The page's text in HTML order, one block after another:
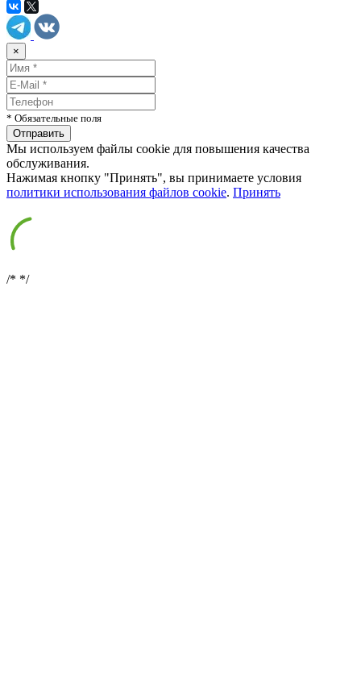
×
* Обязательные поля
Мы используем файлы cookie для повышения качества
обслуживания.
Нажимая кнопку "Принять", вы принимаете условия
политики использования файлов cookie. Принять
/* */